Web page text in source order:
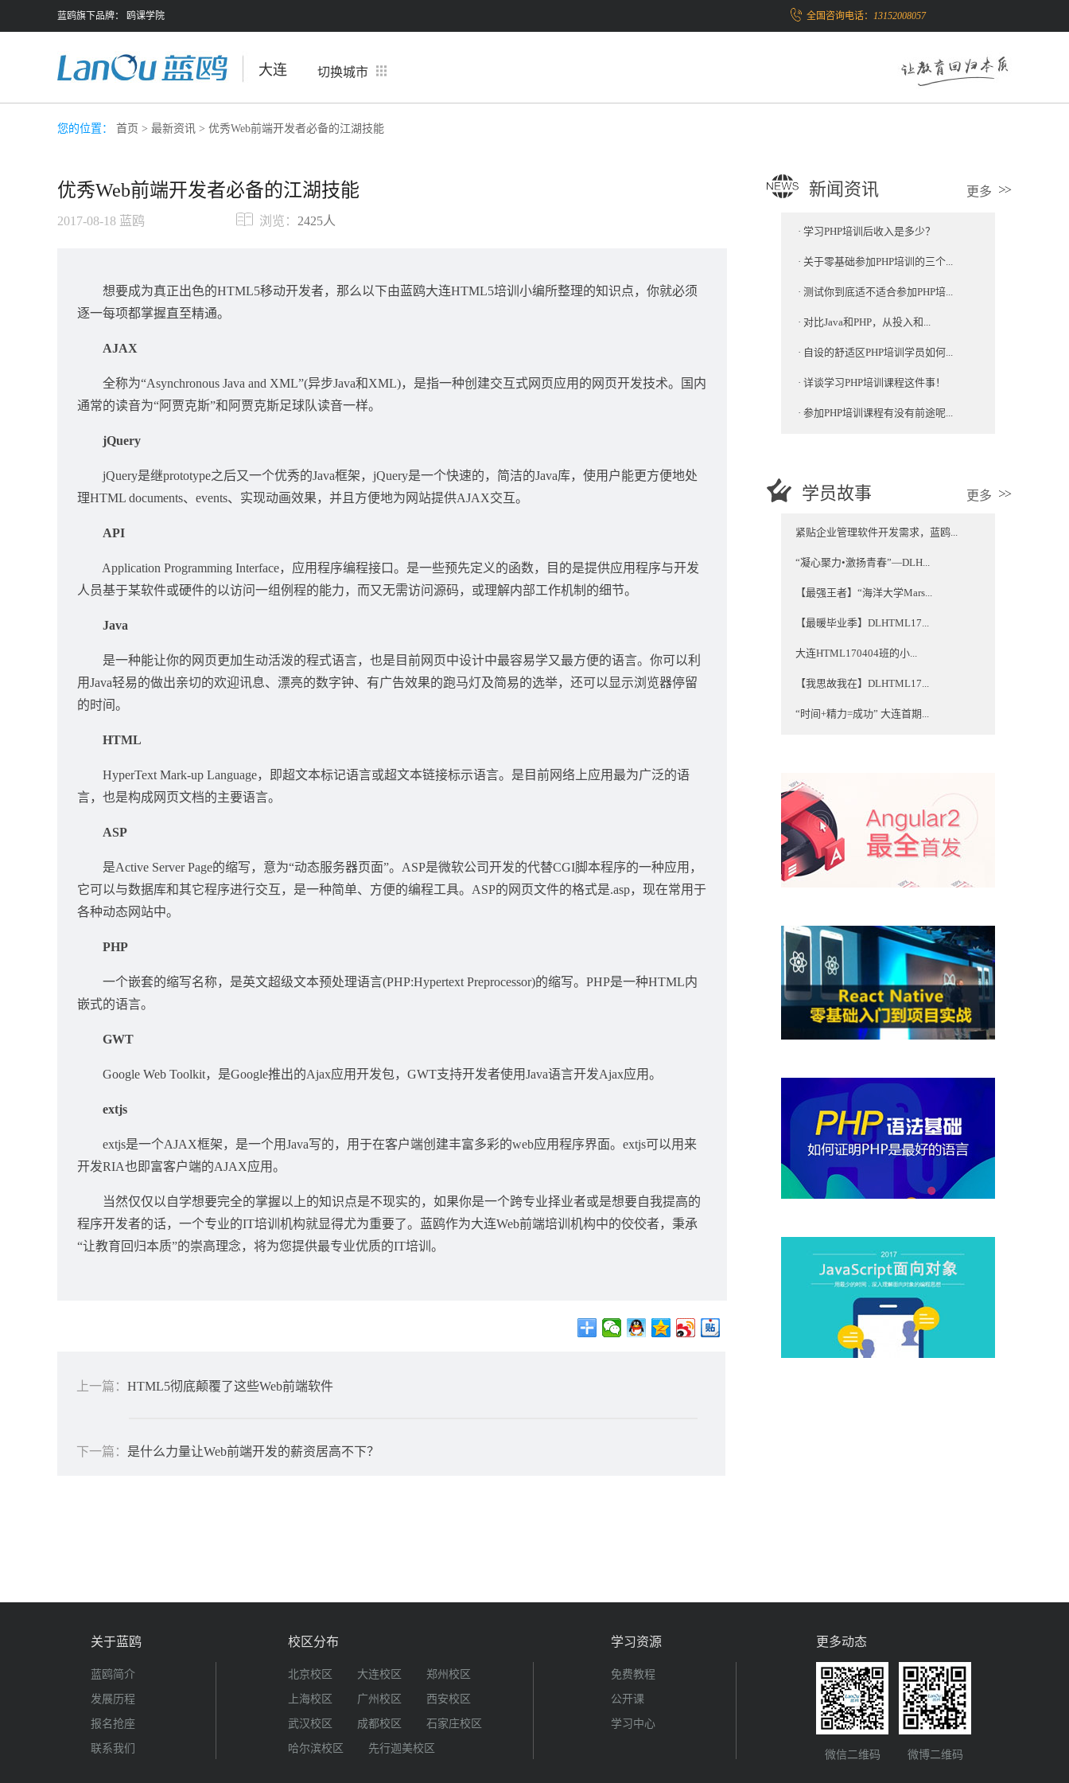
蓝鸥旗下品牌： 鸥课学院 全国咨询电话： 13152008057
大连 切换城市
您的位置： 首页 > 最新资讯 > 优秀Web前端开发者必备的江湖技能
优秀Web前端开发者必备的江湖技能
2017-08-18 蓝鸥 2425人
浏览：
想要成为真正出色的HTML5移动开发者，那么以下由蓝鸥大连HTML5培训小编所整理的知识点，你就必须
逐一每项都掌握直至精通。
AJAX
全称为“Asynchronous Java and XML”(异步Java和XML)，是指一种创建交互式网页应用的网页开发技术。国内
通常的读音为“阿贾克斯”和阿贾克斯足球队读音一样。
jQuery
jQuery是继prototype之后又一个优秀的Java框架，jQuery是一个快速的，简洁的Java库，使用户能更方便地处
理HTML documents、events、实现动画效果，并且方便地为网站提供AJAX交互。
API
Application Programming Interface，应用程序编程接口。是一些预先定义的函数，目的是提供应用程序与开发
人员基于某软件或硬件的以访问一组例程的能力，而又无需访问源码，或理解内部工作机制的细节。
Java
是一种能让你的网页更加生动活泼的程式语言，也是目前网页中设计中最容易学又最方便的语言。你可以利
用Java轻易的做出亲切的欢迎讯息、漂亮的数字钟、有广告效果的跑马灯及简易的选举，还可以显示浏览器停留
的时间。
HTML
HyperText Mark-up Language，即超文本标记语言或超文本链接标示语言。是目前网络上应用最为广泛的语
言，也是构成网页文档的主要语言。
ASP
是Active Server Page的缩写，意为“动态服务器页面”。ASP是微软公司开发的代替CGI脚本程序的一种应用，
它可以与数据库和其它程序进行交互，是一种简单、方便的编程工具。ASP的网页文件的格式是.asp，现在常用于
各种动态网站中。
PHP
一个嵌套的缩写名称，是英文超级文本预处理语言(PHP:Hypertext Preprocessor)的缩写。PHP是一种HTML内
嵌式的语言。
GWT
Google Web Toolkit，是Google推出的Ajax应用开发包，GWT支持开发者使用Java语言开发Ajax应用。
extjs
extjs是一个AJAX框架，是一个用Java写的，用于在客户端创建丰富多彩的web应用程序界面。extjs可以用来
开发RIA也即富客户端的AJAX应用。
当然仅仅以自学想要完全的掌握以上的知识点是不现实的，如果你是一个跨专业择业者或是想要自我提高的
程序开发者的话，一个专业的IT培训机构就显得尤为重要了。蓝鸥作为大连Web前端培训机构中的佼佼者，秉承
“让教育回归本质”的崇高理念，将为您提供最专业优质的IT培训。
上一篇： HTML5彻底颠覆了这些Web前端软件
下一篇： 是什么力量让Web前端开发的薪资居高不下？
新闻资讯 更多
· 学习PHP培训后收入是多少？
· 关于零基础参加PHP培训的三个...
· 测试你到底适不适合参加PHP培...
· 对比Java和PHP，从投入和...
· 自设的舒适区PHP培训学员如何...
· 详谈学习PHP培训课程这件事！
· 参加PHP培训课程有没有前途呢...
学员故事 更多
紧贴企业管理软件开发需求，蓝鸥...
“凝心聚力•激扬青春”—DLH...
【最强王者】“海洋大学Mars...
【最暖毕业季】DLHTML17...
大连HTML170404班的小...
【我思故我在】DLHTML17...
“时间+精力=成功” 大连首期...
关于蓝鸥
蓝鸥简介
发展历程
报名抢座
联系我们
校区分布
北京校区 大连校区 郑州校区
上海校区 广州校区 西安校区
武汉校区 成都校区 石家庄校区
哈尔滨校区 先行迦美校区
学习资源
免费教程
公开课
学习中心
更多动态
微信二维码 微博二维码